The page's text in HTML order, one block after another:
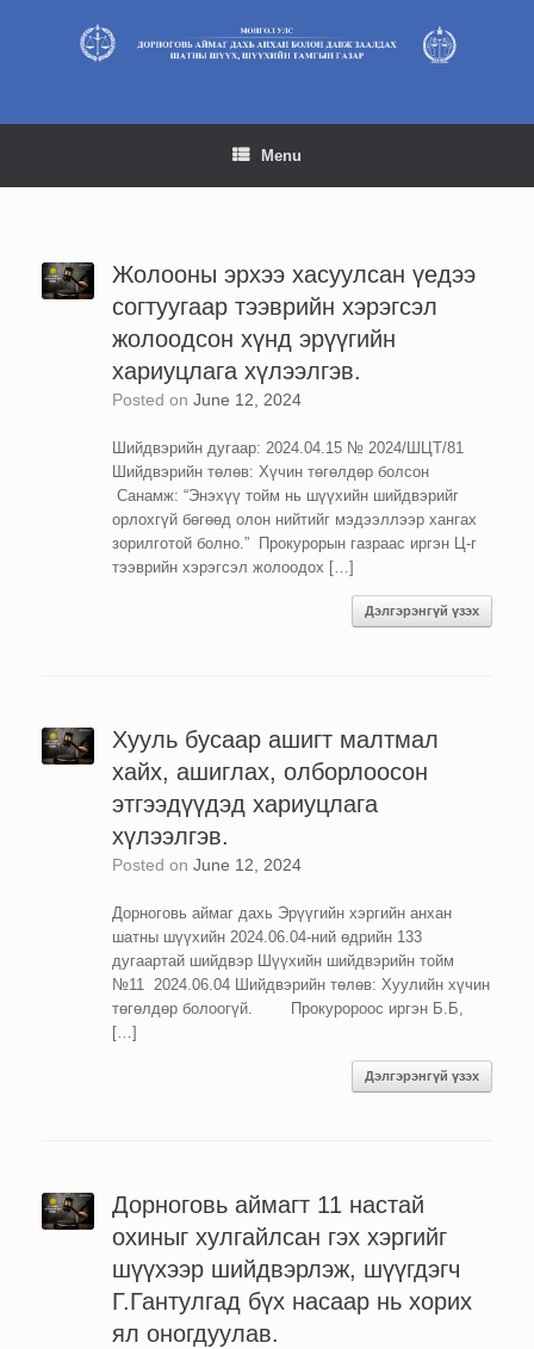
Menu
Жолооны эрхээ хасуулсан үедээ
согтуугаар тээврийн хэрэгсэл
жолоодсон хүнд эрүүгийн
хариуцлага хүлээлгэв.
Posted on June 12, 2024
Шийдвэрийн дугаар: 2024.04.15 № 2024/ШЦТ/81
Шийдвэрийн төлөв: Хүчин төгөлдөр болсон
Санамж: “Энэхүү тойм нь шүүхийн шийдвэрийг
орлохгүй бөгөөд олон нийтийг мэдээллээр хангах
зорилготой болно.” Прокурорын газраас иргэн Ц-г
тээврийн хэрэгсэл жолоодох […]
Дэлгэрэнгүй үзэх
Хууль бусаар ашигт малтмал
хайх, ашиглах, олборлоосон
этгээдүүдэд хариуцлага
хүлээлгэв.
Posted on June 12, 2024
Дорноговь аймаг дахь Эрүүгийн хэргийн анхан
шатны шүүхийн 2024.06.04-ний өдрийн 133
дугаартай шийдвэр Шүүхийн шийдвэрийн тойм
№11 2024.06.04 Шийдвэрийн төлөв: Хуулийн хүчин
төгөлдөр болоогүй. Прокуророос иргэн Б.Б,
[…]
Дэлгэрэнгүй үзэх
Дорноговь аймагт 11 настай
охиныг хулгайлсан гэх хэргийг
шүүхээр шийдвэрлэж, шүүгдэгч
Г.Гантулгад бүх насаар нь хорих
ял оногдуулав.